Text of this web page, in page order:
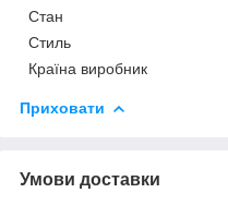
Стан
Стиль
Країна виробник
Приховати
Умови доставки